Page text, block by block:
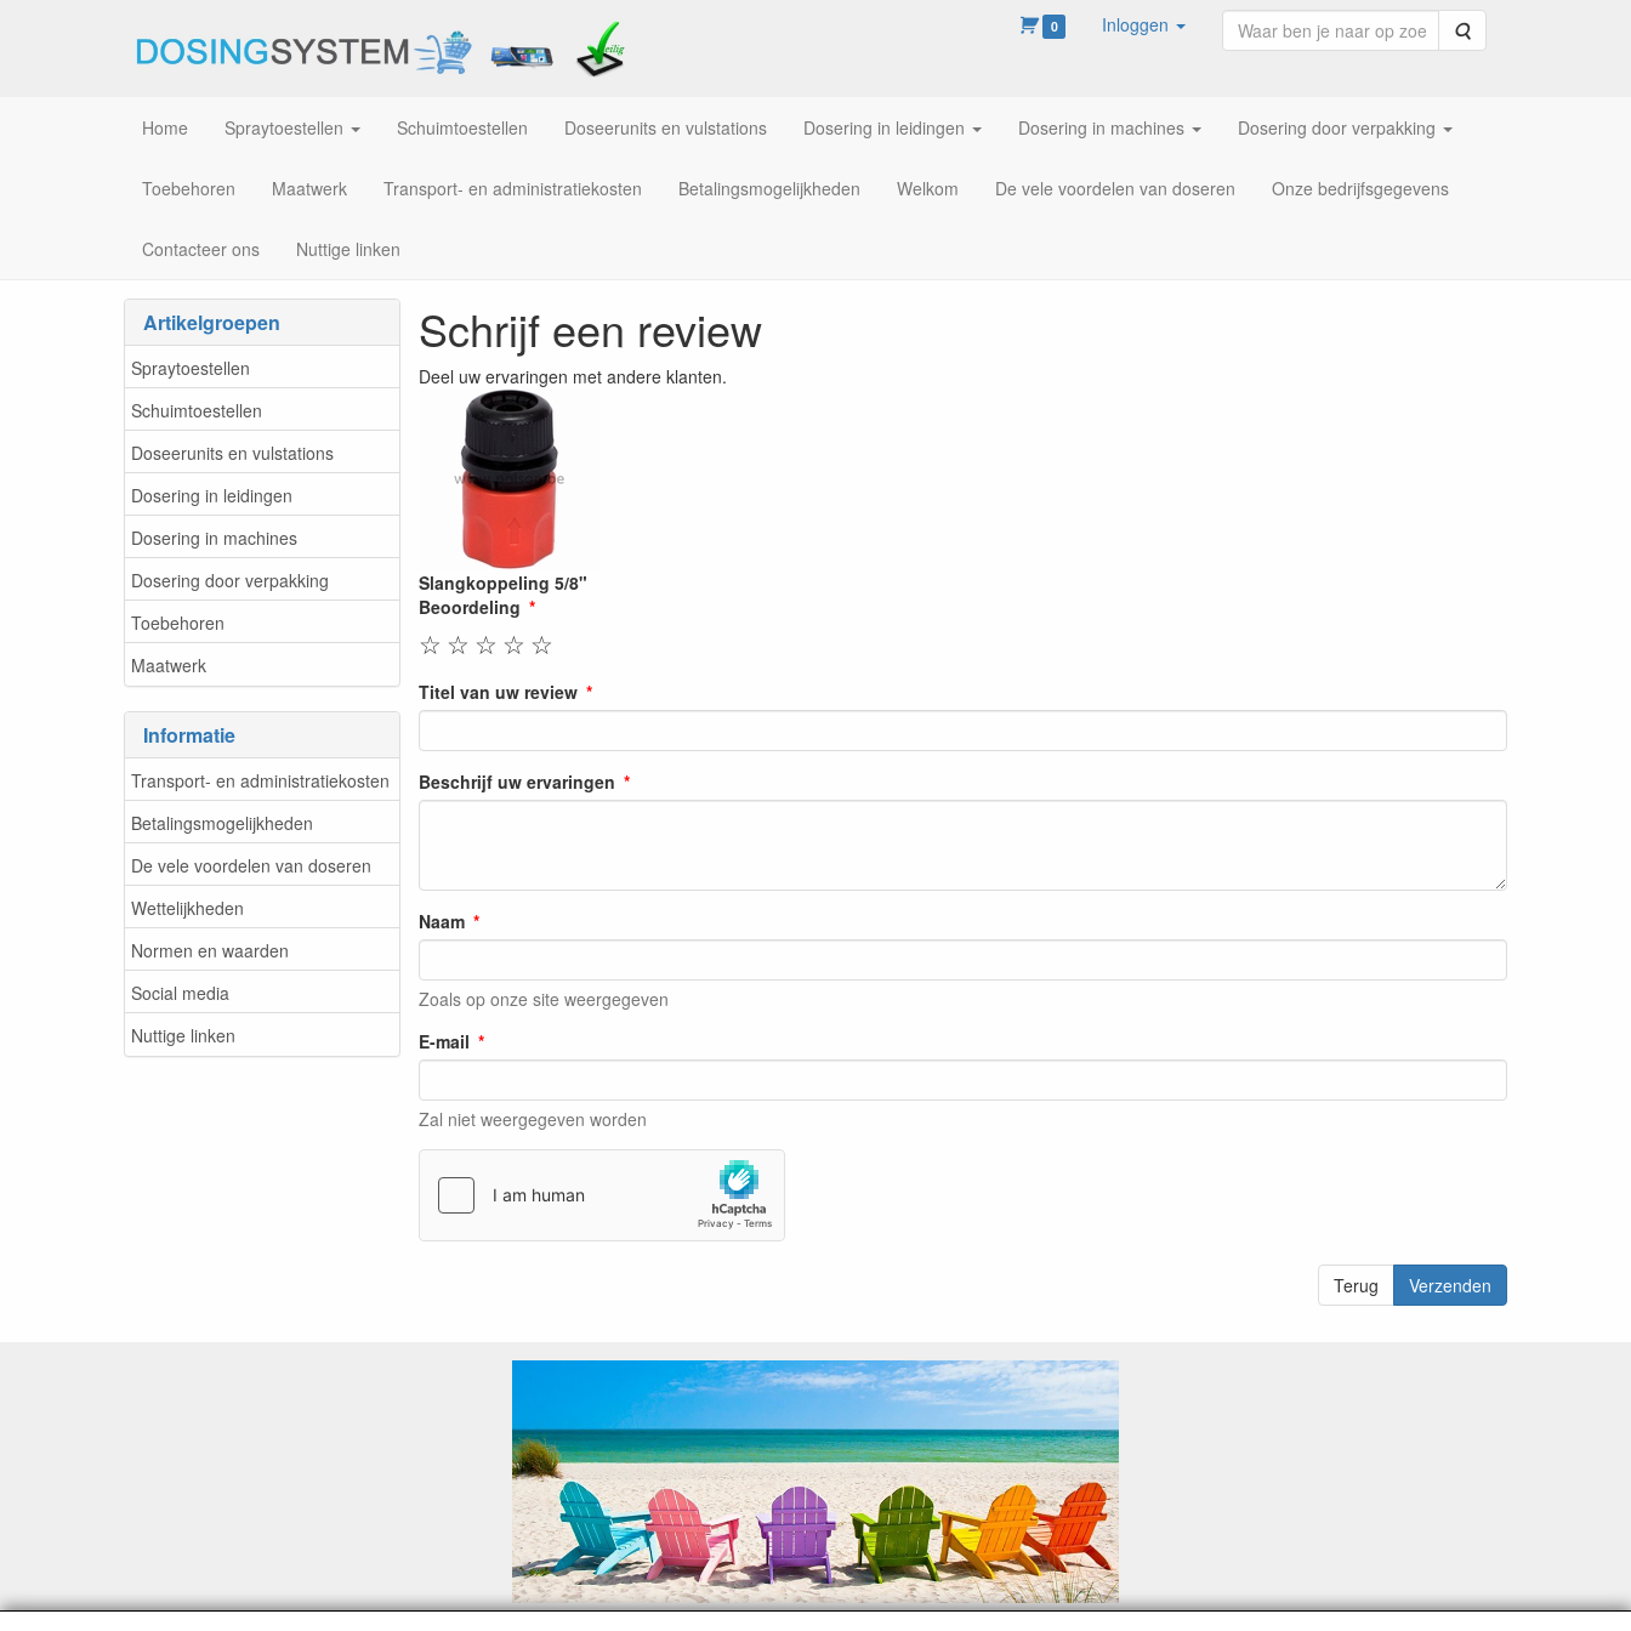
0 Inloggen Zoeken
Home Spraytoestellen Schuimtoestellen Doseerunits en vulstations Dosering in leidingen Dosering in machines Dosering door verpakking
Toebehoren Maatwerk Transport- en administratiekosten Betalingsmogelijkheden Welkom De vele voordelen van doseren Onze bedrijfsgegevens
Contacteer ons Nuttige linken
Artikelgroepen
Spraytoestellen
Schuimtoestellen
Doseerunits en vulstations
Dosering in leidingen
Dosering in machines
Dosering door verpakking
Toebehoren
Maatwerk
Informatie
Transport- en administratiekosten
Betalingsmogelijkheden
De vele voordelen van doseren
Wettelijkheden
Normen en waarden
Social media
Nuttige linken
Schrijf een review
Deel uw ervaringen met andere klanten.
Slangkoppeling 5/8"
Beoordeling
☆
☆
☆
☆
☆
Titel van uw review
Beschrijf uw ervaringen
Naam
Zoals op onze site weergegeven
E-mail
Zal niet weergegeven worden
Terug Verzenden